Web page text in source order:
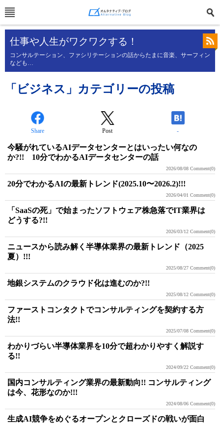
仕事や人生がワクワクする！
コンサルテーション、ファシリテーションの話からたまに音楽、サーフィン
なども…
「ビジネス」カテゴリーの投稿
Share Post -
今騒がれているAIデータセンターとはいったい何なの
か?!! 10分でわかるAIデータセンターの話
2026/08/08 Comment(0)
20分でわかるAIの最新トレンド(2025.10〜2026.2)!!!
2026/04/01 Comment(0)
「SaaSの死」で始まったソフトウェア株急落でIT業界は
どうする?!!
2026/03/12 Comment(0)
ニュースから読み解く半導体業界の最新トレンド（2025
夏）!!!
2025/08/27 Comment(0)
地銀システムのクラウド化は進むのか?!!
2025/08/12 Comment(0)
ファーストコンタクトでコンサルティングを契約する方
法!!
2025/07/08 Comment(0)
わかりづらい半導体業界を10分で超わかりやすく解説す
る!!
2024/09/22 Comment(0)
国内コンサルティング業界の最新動向!! コンサルティング
は今、花形なのか!!!
2024/08/06 Comment(0)
生成AI競争をめぐるオープンとクローズドの戦いが面白